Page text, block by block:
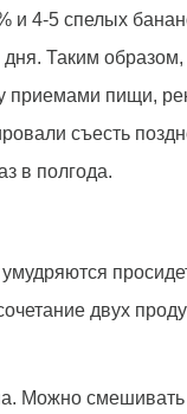
и 4-5 спелых
дня. Таким
пищи,
съесть
в полгода.
двух
Можно